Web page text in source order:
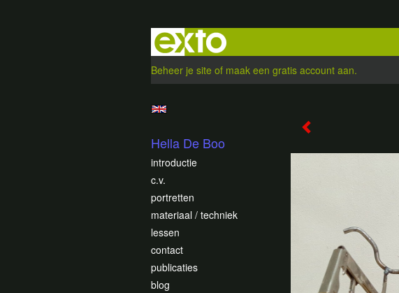
Beheer je site of maak een gratis account aan.
Hella De Boo
introductie
c.v.
portretten
materiaal / techniek
lessen
contact
publicaties
blog